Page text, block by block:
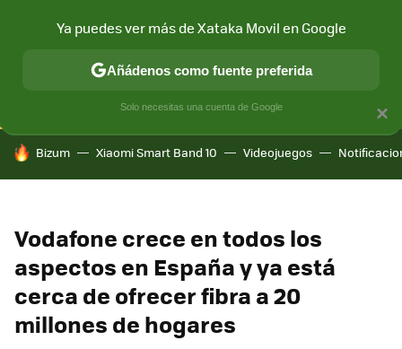
CONECTIVIDAD MÓVIL Y SOCIEDAD APLICACIONES
HOY SE HABLA DE
Bizum Xiaomi Smart Band 10 Videojuegos
Vodafone crece en todos los
aspectos en España y ya está
cerca de ofrecer fibra a 20
millones de hogares
×
Ya puedes ver más de Xataka Movil en Google
Añádenos como fuente preferida
Solo necesitas una cuenta de Google